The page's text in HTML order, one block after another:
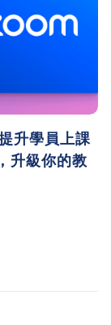
升學員上課
升級你的教